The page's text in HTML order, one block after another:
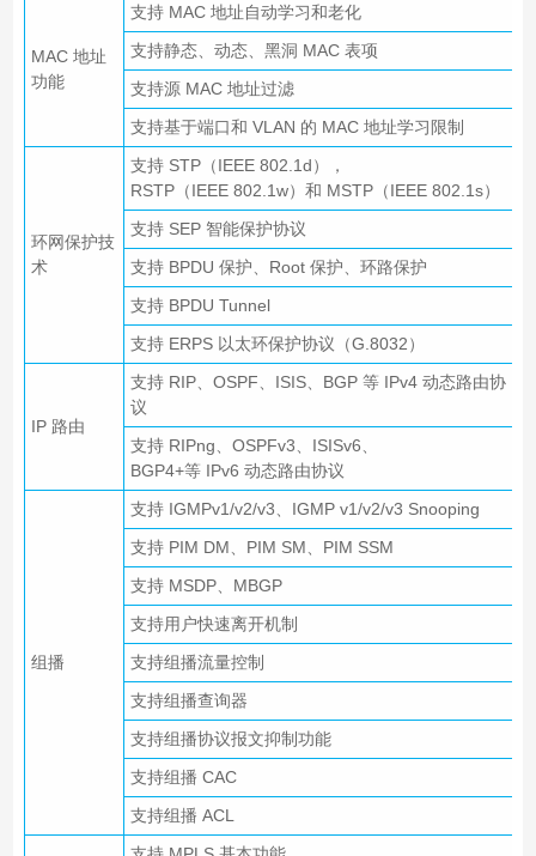
MAC 地址
功能
支持 MAC 地址自动学习和老化
支持静态、动态、黑洞 MAC 表项
支持源 MAC 地址过滤
支持基于端口和 VLAN 的 MAC 地址学习限制
环网保护技
术
支持 STP（IEEE 802.1d），
RSTP（IEEE 802.1w）和 MSTP（IEEE 802.1s）
支持 SEP 智能保护协议
支持 BPDU 保护、Root 保护、环路保护
支持 BPDU Tunnel
支持 ERPS 以太环保护协议（G.8032）
IP 路由
支持 RIP、OSPF、ISIS、BGP 等 IPv4 动态路由协
议
支持 RIPng、OSPFv3、ISISv6、
BGP4+等 IPv6 动态路由协议
组播
支持 IGMPv1/v2/v3、IGMP v1/v2/v3 Snooping
支持 PIM DM、PIM SM、PIM SSM
支持 MSDP、MBGP
支持用户快速离开机制
支持组播流量控制
支持组播查询器
支持组播协议报文抑制功能
支持组播 CAC
支持组播 ACL